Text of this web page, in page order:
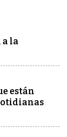
la
están